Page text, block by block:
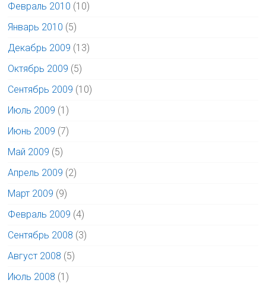
Февраль 2010 (10)
Январь 2010 (5)
Декабрь 2009 (13)
Октябрь 2009 (5)
Сентябрь 2009 (10)
Июль 2009 (1)
Июнь 2009 (7)
Май 2009 (5)
Апрель 2009 (2)
Март 2009 (9)
Февраль 2009 (4)
Сентябрь 2008 (3)
Август 2008 (5)
Июль 2008 (1)